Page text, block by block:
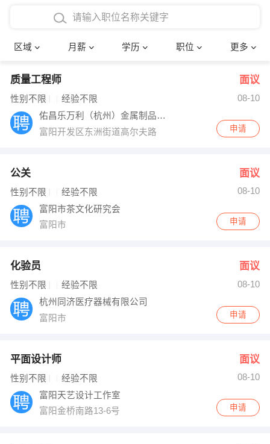
区域 月薪 学历 职位 更多
4000-5000元
8000-12000元
12000-20000元
博士
文员
财务会计
网络IT
快递员
收银员 技术员/工程师
出纳
编辑
跟单
其他职位
确定
质量工程师 面议
性别不限 经验不限
08-10
佑昌乐万利（杭州）金属制品有限公司
富阳开发区东洲街道高尔夫路
申请
公关 面议
性别不限 经验不限
08-10
富阳市茶文化研究会
富阳市
申请
化验员 面议
性别不限 经验不限
08-10
杭州同济医疗器械有限公司
富阳市
申请
平面设计师 面议
性别不限 经验不限
08-10
富阳天艺设计工作室
富阳金桥南路13-6号
申请